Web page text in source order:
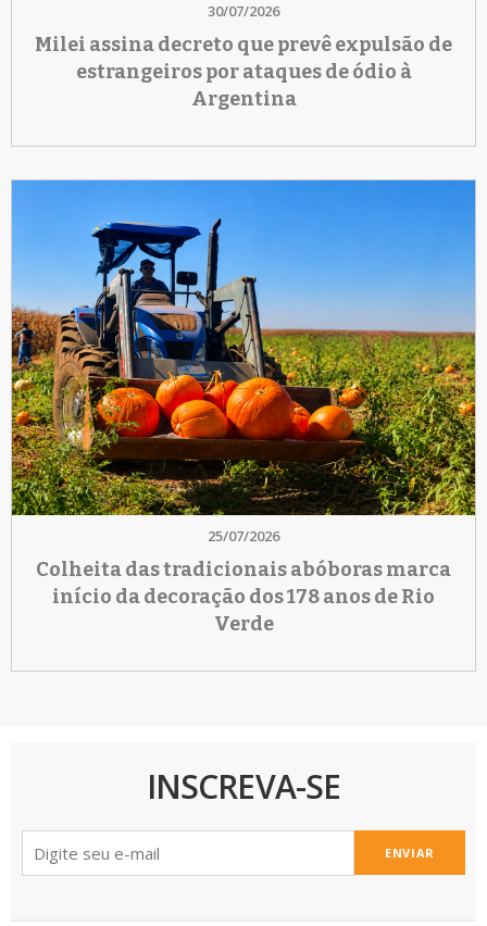
30/07/2026
Milei assina decreto que prevê expulsão de
estrangeiros por ataques de ódio à
Argentina
25/07/2026
Colheita das tradicionais abóboras marca
início da decoração dos 178 anos de Rio
Verde
INSCREVA-SE
ENVIAR